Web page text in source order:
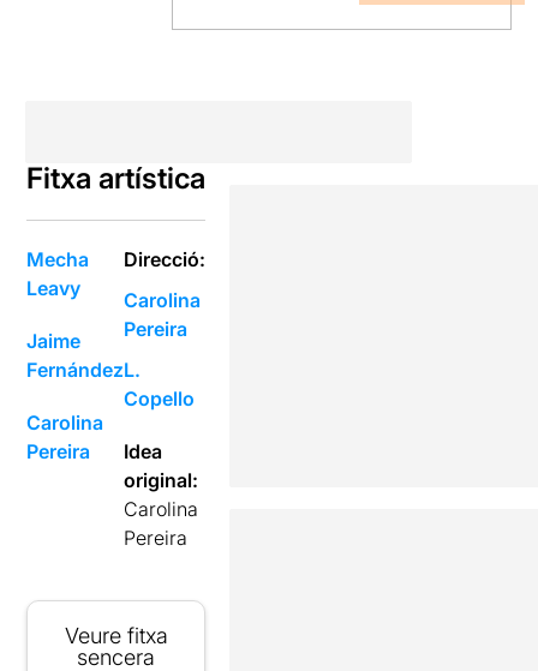
Fitxa artística
Mecha
Leavy
Jaime
Fernández
Carolina
Pereira
Direcció:
Carolina
Pereira
L.
Copello
Idea
original:
Carolina
Pereira
Veure fitxa
sencera